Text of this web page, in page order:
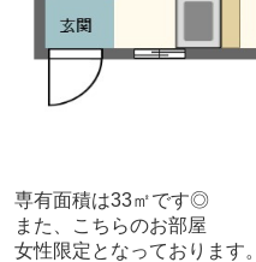
専有面積は33㎡です◎
また、こちらのお部屋
女性限定となっております。